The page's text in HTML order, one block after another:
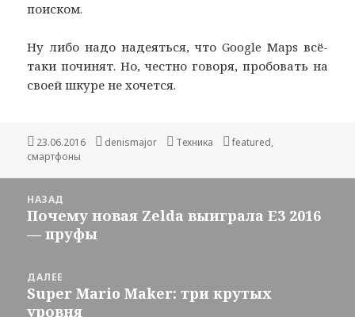
поиском.
Ну либо надо надеяться, что Google Maps всё-
таки починят. Но, честно говоря, пробовать на
своей шкуре не хочется.
Опубликовано
23.06.2016 Автор
denismajor Рубрики
Техника Метки
featured,
смартфоны
записям
НАЗАД
Предыдущая
запись:
Почему новая Zelda выиграла E3 2016
— пруфы
ДАЛЕЕ
Следующая
запись:
Super Mario Maker: три крутых
уровня